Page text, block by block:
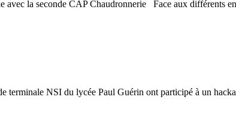
avec la seconde CAP Chaudronnerie Face aux différents
terminale NSI du lycée Paul Guérin ont participé à un